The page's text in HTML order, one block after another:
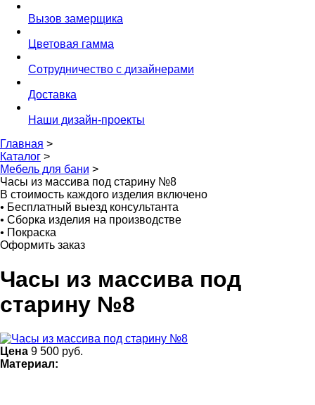
Вызов замерщика
Цветовая гамма
Сотрудничество с дизайнерами
Доставка
Наши дизайн-проекты
Главная >
Каталог >
Мебель для бани >
Часы из массива под старину №8
В стоимость каждого изделия включено
• Бесплатный выезд консультанта
• Сборка изделия на производстве
• Покраска
Оформить заказ
Часы из массива под
старину №8
Цена 9 500 руб.
Материал: